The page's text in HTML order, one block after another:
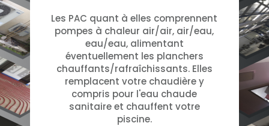
Les PAC quant à elles comprennent
pompes à chaleur air/air, air/eau,
eau/eau, alimentant
éventuellement les planchers
chauffants/rafraîchissants. Elles
remplacent votre chaudière y
compris pour l'eau chaude
sanitaire et chauffent votre
piscine.